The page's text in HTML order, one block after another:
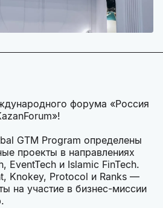
форума «Россия
GTM Program определены
проекты в направлениях
EventTech и Islamic FinTech.
Knokey, Protocol и Ranks —
на участие в бизнес-миссии